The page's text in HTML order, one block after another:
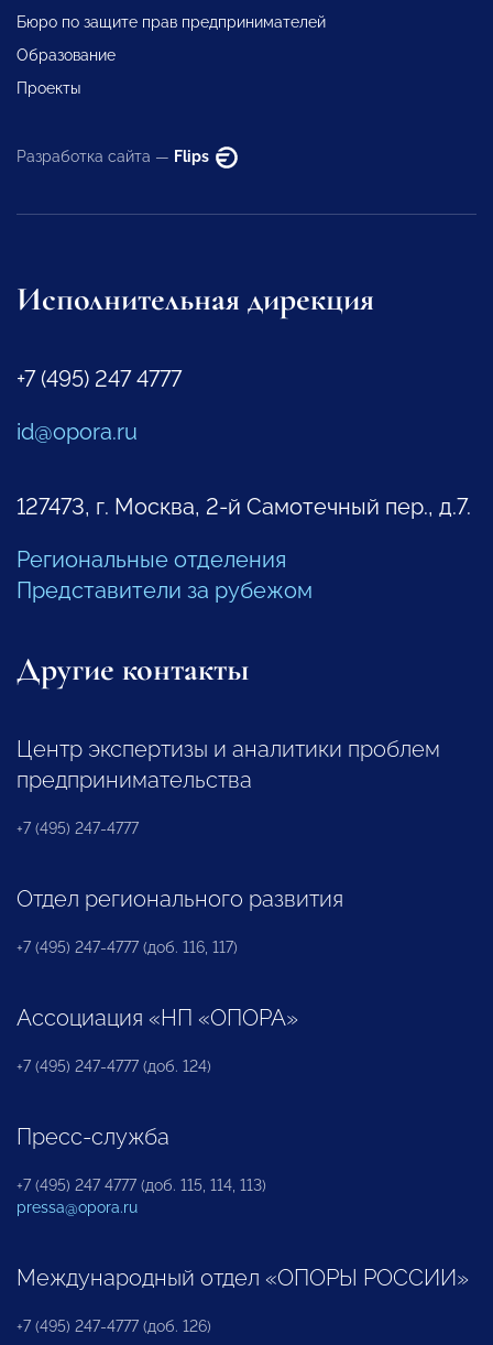
Бюро по защите прав предпринимателей
Образование
Проекты
Разработка сайта — Flips
Исполнительная дирекция
+7 (495) 247 4777
id@opora.ru
127473, г. Москва, 2-й Самотечный пер., д.7.
Региональные отделения
Представители за рубежом
Другие контакты
Центр экспертизы и аналитики проблем
предпринимательства
+7 (495) 247-4777
Отдел регионального развития
+7 (495) 247-4777 (доб. 116, 117)
Ассоциация «НП «ОПОРА»
+7 (495) 247-4777 (доб. 124)
Пресс-служба
+7 (495) 247 4777 (доб. 115, 114, 113)
pressa@opora.ru
Международный отдел «ОПОРЫ РОССИИ»
+7 (495) 247-4777 (доб. 126)